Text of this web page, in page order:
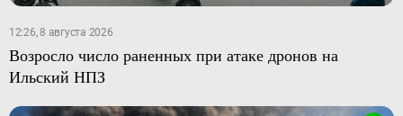
12:26, 8 августа 2026
Возросло число раненных при атаке дронов на
Ильский НПЗ